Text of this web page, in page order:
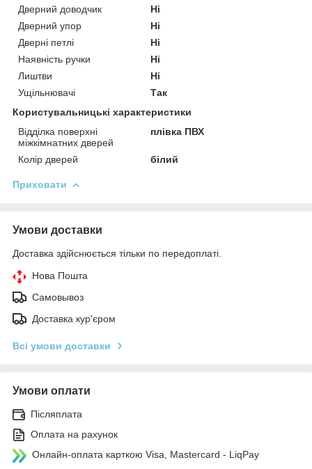
Дверний доводчик
Ні
Дверний упор
Ні
Дверні петлі
Ні
Наявність ручки
Ні
Лиштви
Ні
Ущільнювачі
Так
Користувальницькі характеристики
Відділка поверхні
міжкімнатних дверей
плівка ПВХ
Колір дверей білий
Приховати
Умови доставки
Доставка здійснюється тільки по передоплаті.
Нова Пошта
Самовывоз
Доставка кур'єром
Всі умови доставки
Умови оплати
Післяплата
Оплата на рахунок
Онлайн-оплата карткою Visa, Mastercard - LiqPay